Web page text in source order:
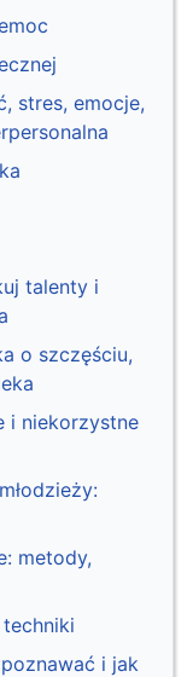
stres, emocje,
talenty i
o szczęściu,
i niekorzystne
metody,
i jak